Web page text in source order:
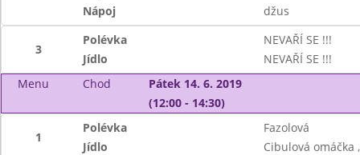
Nápoj
džus
3
Polévka
NEVAŘÍ SE !!!
Jídlo
NEVAŘÍ SE !!!
Menu
Chod
Pátek 14. 6. 2019
(12:00 - 14:30)
1
Polévka
Fazolová
Jídlo
Cibulová omáčka